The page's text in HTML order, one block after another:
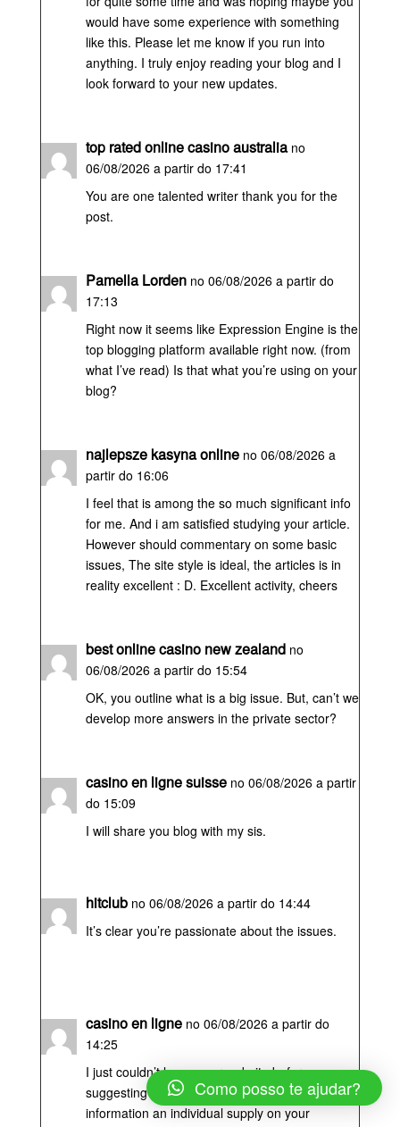
would have some experience with something
like this. Please let me know if you run into
anything. I truly enjoy reading your blog and I
look forward to your new updates.
top rated online casino australia no
06/08/2026 a partir do 17:41
You are one talented writer thank you for the
post.
Pamella Lorden no 06/08/2026 a partir do
17:13
Right now it seems like Expression Engine is the
top blogging platform available right now. (from
what I’ve read) Is that what you’re using on your
blog?
najlepsze kasyna online no 06/08/2026 a
partir do 16:06
I feel that is among the so much significant info
for me. And i am satisfied studying your article.
However should commentary on some basic
issues, The site style is ideal, the articles is in
reality excellent : D. Excellent activity, cheers
best online casino new zealand no
06/08/2026 a partir do 15:54
OK, you outline what is a big issue. But, can’t we
develop more answers in the private sector?
casino en ligne suisse no 06/08/2026 a partir
do 15:09
I will share you blog with my sis.
hitclub no 06/08/2026 a partir do 14:44
It’s clear you’re passionate about the issues.
casino en ligne no 06/08/2026 a partir do
14:25
I just couldn’t leave your website before
suggesting that I really enjoyed the usual
information an individual supply on your
Como posso te ajudar?